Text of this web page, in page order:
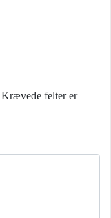
Krævede felter er